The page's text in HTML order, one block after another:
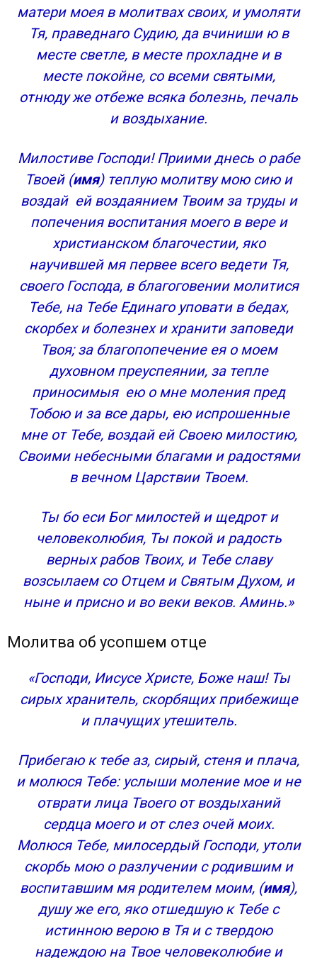
матери моея в молитвах своих, и умоляти
Тя, праведнаго Судию, да вчиниши ю в
месте светле, в месте прохладне и в
месте покойне, со всеми святыми,
отнюду же отбеже всяка болезнь, печаль
и воздыхание.
Милостиве Господи! Приими днесь о рабе
Твоей (имя) теплую молитву мою сию и
воздай ей воздаянием Твоим за труды и
попечения воспитания моего в вере и
христианском благочестии, яко
научившей мя первее всего ведети Тя,
своего Господа, в благоговении молитися
Тебе, на Тебе Единаго уповати в бедах,
скорбех и болезнех и хранити заповеди
Твоя; за благопопечение ея о моем
духовном преуспеянии, за тепле
приносимыя ею о мне моления пред
Тобою и за все дары, ею испрошенные
мне от Тебе, воздай ей Своею милостию,
Своими небесными благами и радостями
в вечном Царствии Твоем.
Ты бо еси Бог милостей и щедрот и
человеколюбия, Ты покой и радость
верных рабов Твоих, и Тебе славу
возсылаем со Отцем и Святым Духом, и
ныне и присно и во веки веков. Аминь.»
Молитва об усопшем отце
«Господи, Иисусе Христе, Боже наш! Ты
сирых хранитель, скорбящих прибежище
и плачущих утешитель.
Прибегаю к тебе аз, сирый, стеня и плача,
и молюся Тебе: услыши моление мое и не
отврати лица Твоего от воздыханий
сердца моего и от слез очей моих.
Молюся Тебе, милосердый Господи, утоли
скорбь мою о разлучении с родившим и
воспитавшим мя родителем моим, (имя),
душу же его, яко отшедшую к Тебе с
истинною верою в Тя и с твердою
надеждою на Твое человеколюбие и